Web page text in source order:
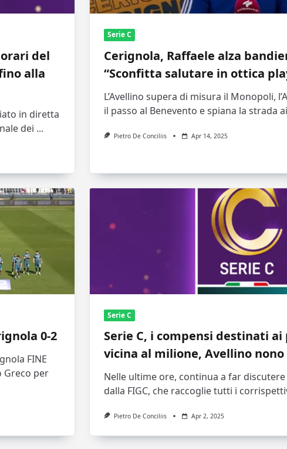
del
alla
in diretta
dei ...
Serie C
Cerignola, Raffaele alza
“Sconfitta salutare in ottica
L’Avellino supera di misura il Monopoli,
il passo al Benevento e spiana la strada ai
Pietro De Conciliis Apr 14, 2025
0-2
FINE
Greco per
Serie C
Serie C, i compensi destinati
vicina al milione, Avellino
Nelle ultime ore, continua a far discutere
dalla FIGC, che raccoglie tutti i
Pietro De Conciliis Apr 2, 2025